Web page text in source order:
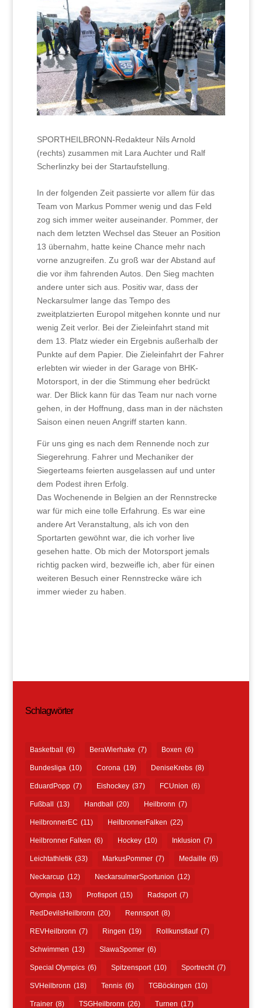
SPORTHEILBRONN-Redakteur Nils Arnold
(rechts) zusammen mit Lara Auchter und Ralf
Scherlinzky bei der Startaufstellung.
In der folgenden Zeit passierte vor allem für das
Team von Markus Pommer wenig und das Feld
zog sich immer weiter auseinander. Pommer, der
nach dem letzten Wechsel das Steuer an Position
13 übernahm, hatte keine Chance mehr nach
vorne anzugreifen. Zu groß war der Abstand auf
die vor ihm fahrenden Autos. Den Sieg machten
andere unter sich aus. Positiv war, dass der
Neckarsulmer lange das Tempo des
zweitplatzierten Europol mitgehen konnte und nur
wenig Zeit verlor. Bei der Zieleinfahrt stand mit
dem 13. Platz wieder ein Ergebnis außerhalb der
Punkte auf dem Papier. Die Zieleinfahrt der Fahrer
erlebten wir wieder in der Garage von BHK-
Motorsport, in der die Stimmung eher bedrückt
war. Der Blick kann für das Team nur nach vorne
gehen, in der Hoffnung, dass man in der nächsten
Saison einen neuen Angriff starten kann.
Für uns ging es nach dem Rennende noch zur
Siegerehrung. Fahrer und Mechaniker der
Siegerteams feierten ausgelassen auf und unter
dem Podest ihren Erfolg.
Das Wochenende in Belgien an der Rennstrecke
war für mich eine tolle Erfahrung. Es war eine
andere Art Veranstaltung, als ich von den
Sportarten gewöhnt war, die ich vorher live
gesehen hatte. Ob mich der Motorsport jemals
richtig packen wird, bezweifle ich, aber für einen
weiteren Besuch einer Rennstrecke wäre ich
immer wieder zu haben.
Schlagwörter
Basketball (6) BeraWierhake (7) Boxen (6)
Bundesliga (10) Corona (19) DeniseKrebs (8)
EduardPopp (7) Eishockey (37) FCUnion (6)
Fußball (13) Handball (20) Heilbronn (7)
HeilbronnerEC (11) HeilbronnerFalken (22)
Heilbronner Falken (6) Hockey (10) Inklusion (7)
Leichtathletik (33) MarkusPommer (7) Medaille (6)
Neckarcup (12) NeckarsulmerSportunion (12)
Olympia (13) Profisport (15) Radsport (7)
RedDevilsHeilbronn (20) Rennsport (8)
REVHeilbronn (7) Ringen (19) Rollkunstlauf (7)
Schwimmen (13) SlawaSpomer (6)
Special Olympics (6) Spitzensport (10) Sportrecht (7)
SVHeilbronn (18) Tennis (6) TGBöckingen (10)
Trainer (8) TSGHeilbronn (26) Turnen (17)